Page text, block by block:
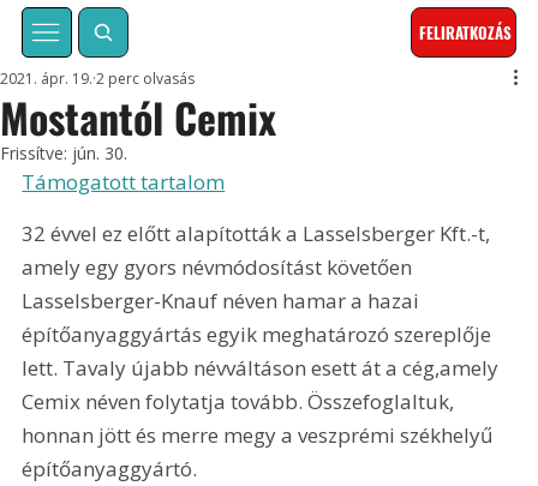
FELIRATKOZÁS
Mostantól Cemix
2021. ápr. 19. 2 perc olvasás
Frissítve: jún. 30.
Támogatott tartalom
32 évvel ez előtt alapították a Lasselsberger Kft.-t,
amely egy gyors névmódosítást követően
Lasselsberger-Knauf néven hamar a hazai
építőanyaggyártás egyik meghatározó szereplője
lett. Tavaly újabb névváltáson esett át a cég,amely
Cemix néven folytatja tovább. Összefoglaltuk,
honnan jött és merre megy a veszprémi székhelyű
építőanyaggyártó.